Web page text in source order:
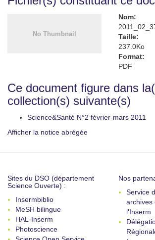
Nom:
Taille:
237.0Ko
Format:
PDF
Ce document figure dans
collection(s) suivante(s)
Science&Santé N°2 février-mars 2011
Afficher la notice abrégée
Sites du DSO (département
Science Ouverte) :
Insermbiblio
MeSH bilingue
HAL-Inserm
Photoscience
Nos
Service
archives
l'Inserm